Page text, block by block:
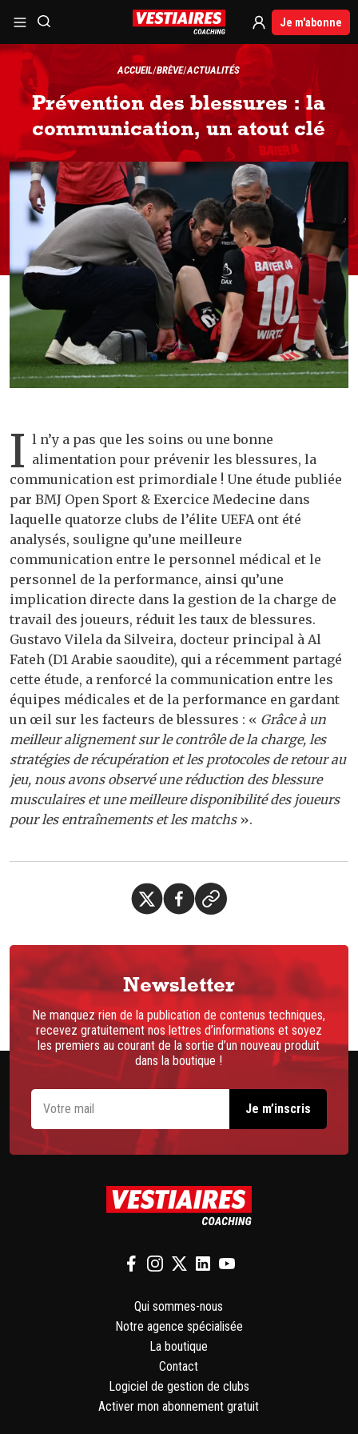
Je m'abonne
ACCUEIL BRÈVE ACTUALITÉS
Prévention des blessures : la
communication, un atout clé
I l n’y a pas que les soins ou une bonne
alimentation pour prévenir les blessures, la
communication est primordiale ! Une étude publiée
par BMJ Open Sport & Exercice Medecine dans
laquelle quatorze clubs de l’élite UEFA ont été
analysés, souligne qu’une meilleure
communication entre le personnel médical et le
personnel de la performance, ainsi qu’une
implication directe dans la gestion de la charge de
travail des joueurs, réduit les taux de blessures.
Gustavo Vilela da Silveira, docteur principal à Al
Fateh (D1 Arabie saoudite), qui a récemment partagé
cette étude, a renforcé la communication entre les
équipes médicales et de la performance en gardant
un œil sur les facteurs de blessures : « Grâce à un
meilleur alignement sur le contrôle de la charge, les
stratégies de récupération et les protocoles de retour au
jeu, nous avons observé une réduction des blessure
musculaires et une meilleure disponibilité des joueurs
pour les entraînements et les matchs».
Newsletter
Ne manquez rien de la publication de contenus techniques,
recevez gratuitement nos lettres d’informations et soyez
les premiers au courant de la sortie d’un nouveau produit
dans la boutique !
Qui sommes-nous
Notre agence spécialisée
La boutique
Contact
Logiciel de gestion de clubs
Activer mon abonnement gratuit